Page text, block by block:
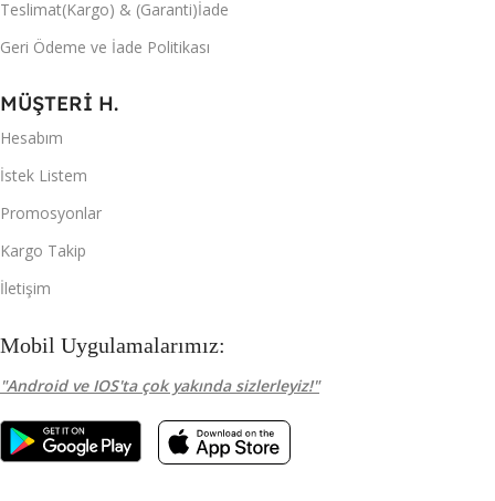
Teslimat(Kargo) & (Garanti)İade
Geri Ödeme ve İade Politikası
MÜŞTERİ H.
Hesabım
İstek Listem
Promosyonlar
Kargo Takip
İletişim
Mobil Uygulamalarımız:
"Android ve IOS'ta çok yakında sizlerleyiz!"